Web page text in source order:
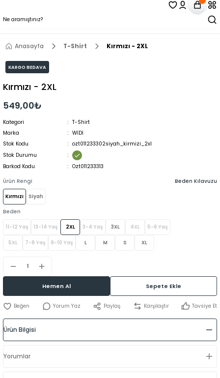
Anasayfa T-Shirt Kırmızı - 2XL
KARGO BEDAVA
Kırmızı - 2XL
549,00₺
Kategori
T-Shirt
Marka
WİDİ
Stok Kodu
ozt011233302siyah_kirmizi_2xl
Stok Durumu
Barkod Kodu
Ozt011233313
Ürün Rengi
Kırmızı Siyah
Beden
11-12 Yaş 13-14 Yaş 2XL 3-4 Yaş 3XL 4XL 5-6 Yaş
5XL 7-8 Yaş 9-10 Yaş L M S XL
Beden Kılavuzu
Hemen Al Sepete Ekle
Yorum Yaz Paylaş Karşılaştır Tavsiye Et
Ürün Bilgisi
Yorumlar